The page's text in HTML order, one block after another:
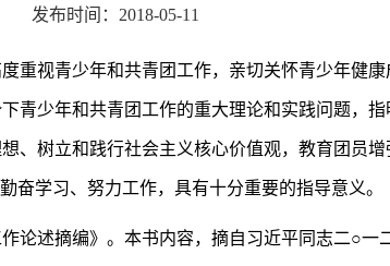
发布时间：2018-05-11
重视青少年和共青团工作，亲切关怀青少年健
青少年和共青团工作的重大理论和实践问题，
、树立和践行社会主义核心价值观，教育团员
奋学习、努力工作，具有十分重要的指导意义。
论述摘编》。本书内容，摘自习近平同志二○